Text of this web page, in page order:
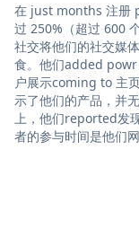
在 just months 注册
过 250%（超过 600
社交将他们的社交媒
食。他们added
户展示coming to 主
示了他们的产品，并
上，他们reported发
者的参与时间是他们